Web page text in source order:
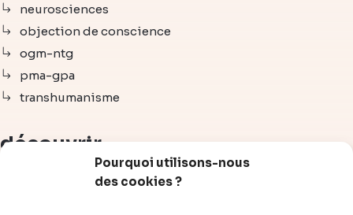
Pourquoi utilisons-nous
des cookies ?
neurosciences
objection de conscience
ogm-ntg
pma-gpa
transhumanisme
découvrir